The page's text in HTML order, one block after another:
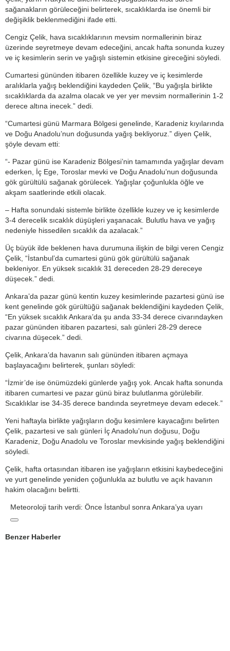
sağanakların görüleceğini belirterek, sıcaklıklarda ise önemli bir
değişiklik beklenmediğini ifade etti.
Cengiz Çelik, hava sıcaklıklarının mevsim normallerinin biraz
üzerinde seyretmeye devam edeceğini, ancak hafta sonunda kuzey
ve iç kesimlerin serin ve yağışlı sistemin etkisine gireceğini söyledi.
Cumartesi gününden itibaren özellikle kuzey ve iç kesimlerde
aralıklarla yağış beklendiğini kaydeden Çelik, “Bu yağışla birlikte
sıcaklıklarda da azalma olacak ve yer yer mevsim normallerinin 1-2
derece altına inecek.” dedi.
“Cumartesi günü Marmara Bölgesi genelinde, Karadeniz kıyılarında
ve Doğu Anadolu’nun doğusunda yağış bekliyoruz.” diyen Çelik,
şöyle devam etti:
“- Pazar günü ise Karadeniz Bölgesi’nin tamamında yağışlar devam
ederken, İç Ege, Toroslar mevki ve Doğu Anadolu’nun doğusunda
gök gürültülü sağanak görülecek. Yağışlar çoğunlukla öğle ve
akşam saatlerinde etkili olacak.
– Hafta sonundaki sistemle birlikte özellikle kuzey ve iç kesimlerde
3-4 derecelik sıcaklık düşüşleri yaşanacak. Bulutlu hava ve yağış
nedeniyle hissedilen sıcaklık da azalacak.”
Üç büyük ilde beklenen hava durumuna ilişkin de bilgi veren Cengiz
Çelik, “İstanbul’da cumartesi günü gök gürültülü sağanak
bekleniyor. En yüksek sıcaklık 31 dereceden 28-29 dereceye
düşecek.” dedi.
Ankara’da pazar günü kentin kuzey kesimlerinde pazartesi günü ise
kent genelinde gök gürültüğü sağanak beklendiğini kaydeden Çelik,
“En yüksek sıcaklık Ankara’da şu anda 33-34 derece civarındayken
pazar gününden itibaren pazartesi, salı günleri 28-29 derece
civarına düşecek.” dedi.
Çelik, Ankara’da havanın salı gününden itibaren açmaya
başlayacağını belirterek, şunları söyledi:
“İzmir’de ise önümüzdeki günlerde yağış yok. Ancak hafta sonunda
itibaren cumartesi ve pazar günü biraz bulutlanma görülebilir.
Sıcaklıklar ise 34-35 derece bandında seyretmeye devam edecek.”
Yeni haftayla birlikte yağışların doğu kesimlere kayacağını belirten
Çelik, pazartesi ve salı günleri İç Anadolu’nun doğusu, Doğu
Karadeniz, Doğu Anadolu ve Toroslar mevkisinde yağış beklendiğini
söyledi.
Çelik, hafta ortasından itibaren ise yağışların etkisini kaybedeceğini
ve yurt genelinde yeniden çoğunlukla az bulutlu ve açık havanın
hakim olacağını belirtti.
Meteoroloji tarih verdi: Önce İstanbul sonra Ankara’ya uyarı
Benzer Haberler